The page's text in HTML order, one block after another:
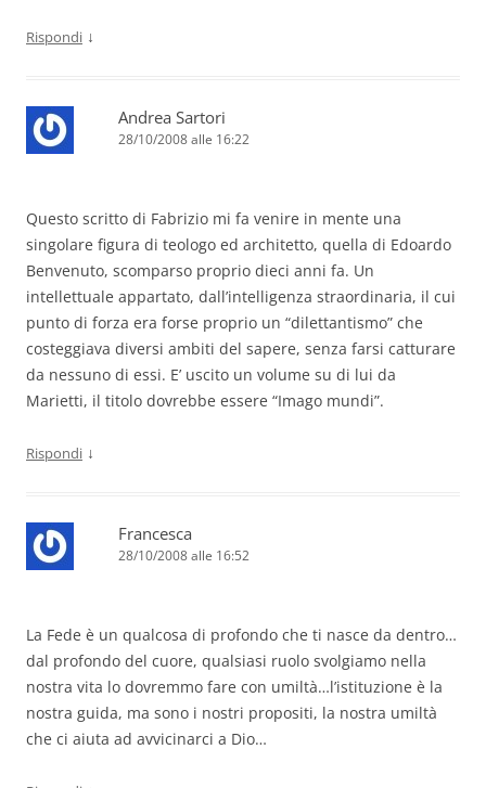
Rispondi ↓
Andrea Sartori
28/10/2008 alle 16:22
Questo scritto di Fabrizio mi fa venire in mente una
singolare figura di teologo ed architetto, quella di Edoardo
Benvenuto, scomparso proprio dieci anni fa. Un
intellettuale appartato, dall’intelligenza straordinaria, il cui
punto di forza era forse proprio un “dilettantismo” che
costeggiava diversi ambiti del sapere, senza farsi catturare
da nessuno di essi. E’ uscito un volume su di lui da
Marietti, il titolo dovrebbe essere “Imago mundi”.
Rispondi ↓
Francesca
28/10/2008 alle 16:52
La Fede è un qualcosa di profondo che ti nasce da dentro…
dal profondo del cuore, qualsiasi ruolo svolgiamo nella
nostra vita lo dovremmo fare con umiltà…l’istituzione è la
nostra guida, ma sono i nostri propositi, la nostra umiltà
che ci aiuta ad avvicinarci a Dio…